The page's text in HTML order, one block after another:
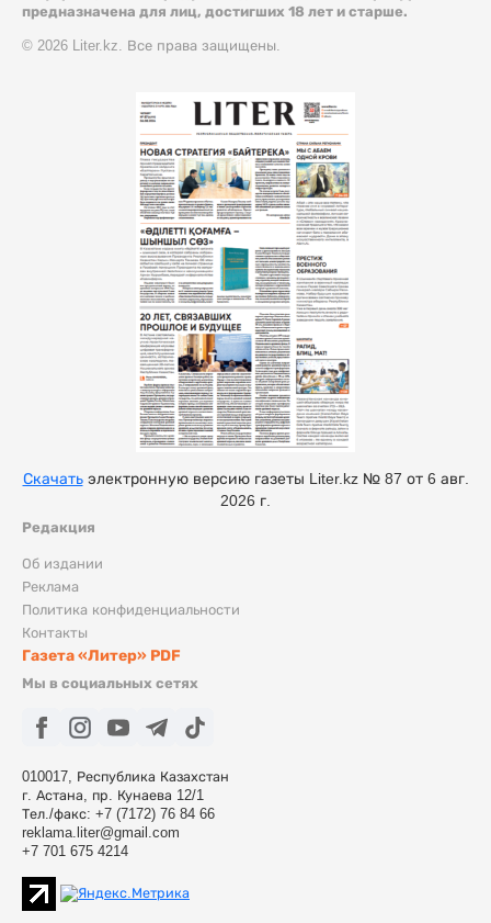
предназначена для лиц, достигших 18 лет и старше.
© 2026 Liter.kz. Все права защищены.
Редакция
Об издании
Реклама
Политика конфиденциальности
Контакты
Газета «Литер» PDF
Мы в социальных сетях
010017, Республика Казахстан
г. Астана, пр. Кунаева 12/1
Тел./факс: +7 (7172) 76 84 66
reklama.liter@gmail.com
+7 701 675 4214
Скачатьэлектронную версию газеты Liter.kz № 87 от 6 авг.
2026 г.